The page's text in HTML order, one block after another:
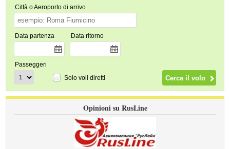
Città o Aeroporto di arrivo
Data partenza Data ritorno
Passeggeri
Solo voli diretti
Opinioni su RusLine